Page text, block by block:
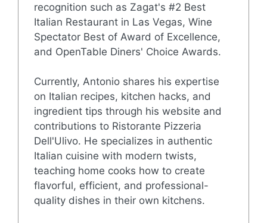
recognition such as Zagat's #2 Best
Italian Restaurant in Las Vegas, Wine
Spectator Best of Award of Excellence,
and OpenTable Diners' Choice Awards.
Currently, Antonio shares his expertise
on Italian recipes, kitchen hacks, and
ingredient tips through his website and
contributions to Ristorante Pizzeria
Dell'Ulivo. He specializes in authentic
Italian cuisine with modern twists,
teaching home cooks how to create
flavorful, efficient, and professional-
quality dishes in their own kitchens.